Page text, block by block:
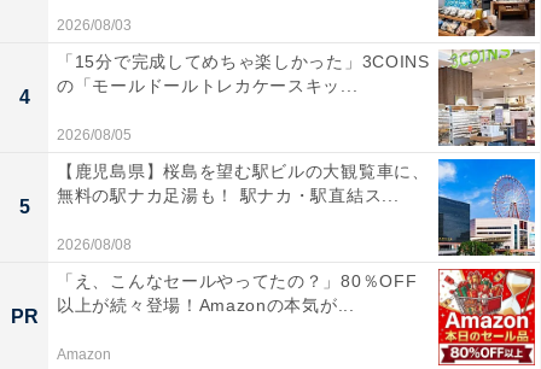
2026/08/03
4
「15分で完成してめちゃ楽しかった」3COINS
の「モールドールトレカケースキッ...
2026/08/05
5
【鹿児島県】桜島を望む駅ビルの大観覧車に、
無料の駅ナカ足湯も！ 駅ナカ・駅直結ス...
2026/08/08
PR
「え、こんなセールやってたの？」80％OFF
以上が続々登場！Amazonの本気が...
Amazon